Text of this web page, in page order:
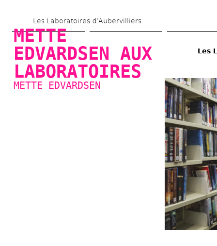
to
main
content
Les Laboratoires d’Aubervilliers
METTE
EDVARDSEN AUX
LABORATOIRES
METTE EDVARDSEN
Les